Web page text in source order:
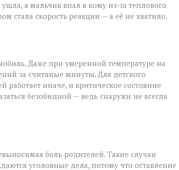
а мальчик впал в кому из‑за теплового
стала скорость реакции — а её не хватило.
Даже при умеренной температуре на
за считаные минуты. Для детского
иначе, и критическое состояние
безобидной — ведь снаружи не всегда
боль родителей. Такие случаи
уголовные дела, потому что оставление